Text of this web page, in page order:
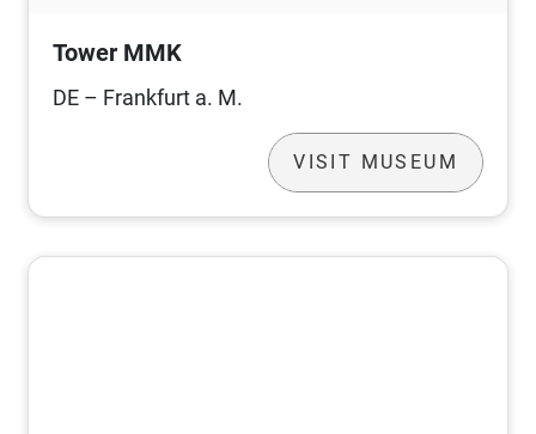
Tower MMK
DE – Frankfurt a. M.
VISIT MUSEUM